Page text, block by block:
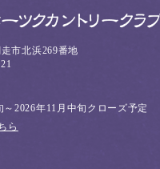
市北浜269番地
～2026年11月中旬クローズ予定
ら